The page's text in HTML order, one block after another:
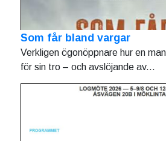
Som får bland vargar
Verkligen ögonöppnare hur en
för sin tro – och avslöjande av...